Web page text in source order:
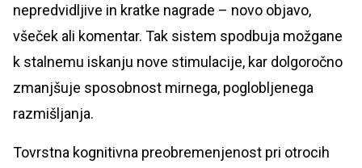
nepredvidljive in kratke nagrade – novo objavo,
všeček ali komentar. Tak sistem spodbuja možgane
k stalnemu iskanju nove stimulacije, kar dolgoročno
zmanjšuje sposobnost mirnega, poglobljenega
razmišljanja.
Tovrstna kognitivna preobremenjenost pri otrocih